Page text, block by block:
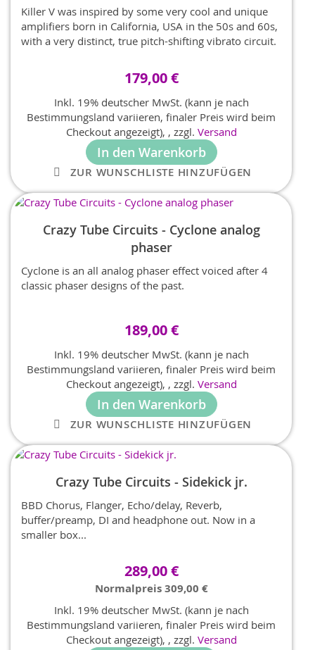
Killer V was inspired by some very cool and unique
amplifiers born in California, USA in the 50s and 60s,
with a very distinct, true pitch-shifting vibrato circuit.
179,00 €
Inkl. 19% deutscher MwSt. (kann je nach
Bestimmungsland variieren, finaler Preis wird beim
Checkout angezeigt), , zzgl. Versand
In den Warenkorb
ZUR WUNSCHLISTE HINZUFÜGEN
Crazy Tube Circuits - Cyclone analog
phaser
Cyclone is an all analog phaser effect voiced after 4
classic phaser designs of the past.
189,00 €
Inkl. 19% deutscher MwSt. (kann je nach
Bestimmungsland variieren, finaler Preis wird beim
Checkout angezeigt), , zzgl. Versand
In den Warenkorb
ZUR WUNSCHLISTE HINZUFÜGEN
Crazy Tube Circuits - Sidekick jr.
BBD Chorus, Flanger, Echo/delay, Reverb,
buffer/preamp, DI and headphone out. Now in a
smaller box...
Sonderangebot
289,00 €
Normalpreis 309,00 €
Inkl. 19% deutscher MwSt. (kann je nach
Bestimmungsland variieren, finaler Preis wird beim
Checkout angezeigt), , zzgl. Versand